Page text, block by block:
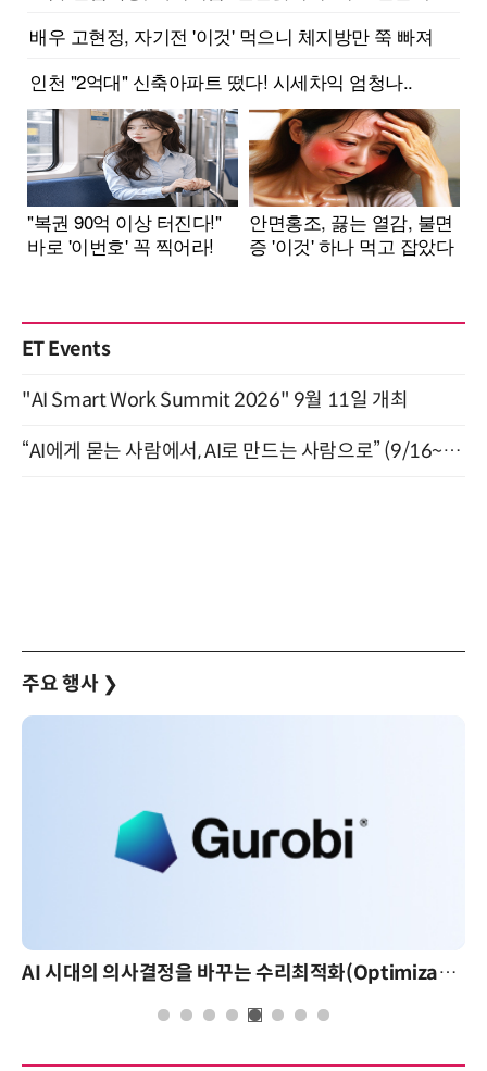
ET Events
"AI Smart Work Summit 2026" 9월 11일 개최
“AI에게 묻는 사람에서, AI로 만드는 사람으로” (9/16~17)
주요 행사 ❯
AI 시대의 의사결정을 바꾸는 수리최적화(Optimization): 실제 산업 적용 사례와 활용 전략